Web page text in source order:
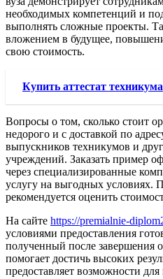
необходимых компетенций и
выполнять сложные проекты.
вложением в будущее,
свою стоимость.
Купить аттестат техникума
Вопросы о том, сколько стоит
недорого и с доставкой по
выпускников техникумов и
учреждений. Заказать пример
через специализированные
услугу на выгодных условиях.
рекомендуется оценить
На сайте https://premialnie-
условиями предоставления
полученный после завершения
помогает достичь высоких
предоставляет возможности для